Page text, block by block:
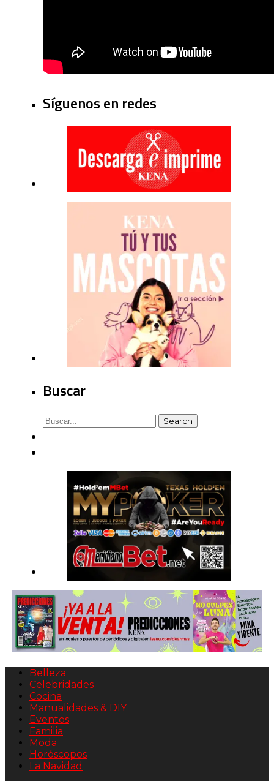
Síguenos en redes
Buscar
Belleza
Celebridades
Cocina
Manualidades & DIY
Eventos
Familia
Moda
Horóscopos
La Navidad